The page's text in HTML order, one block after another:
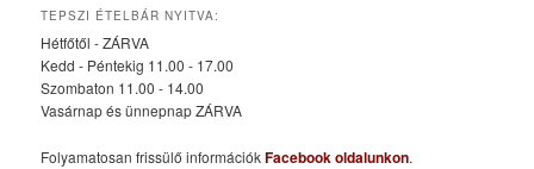
TEPSZI ÉTELBÁR NYITVA:
Hétfőtől - ZÁRVA
Kedd - Péntekig 11.00 - 17.00
Szombaton 11.00 - 14.00
Vasárnap és ünnepnap ZÁRVA
Folyamatosan frissülő információkFacebook oldalunkon.